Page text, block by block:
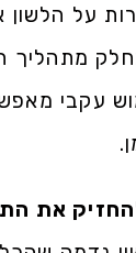
על הלשון
מתהליך
עקבי
את